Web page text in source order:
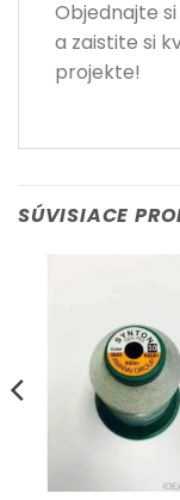
Objednajte si
a zaistite si
projekte!
SÚVISIACE